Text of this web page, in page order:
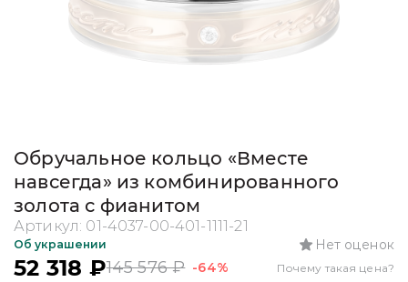
Обручальное кольцо «Вместе
навсегда» из комбинированного
золота с фианитом
Артикул: 01-4037-00-401-1111-21
Об украшении Нет оценок
52 318 ₽145 576₽ -64% Почему такая цена?